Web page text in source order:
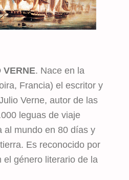
VERNE. Nace en la
Francia) el escritor y
Verne, autor de las
leguas de viaje
al mundo en 80 días y
Es reconocido por
el género literario de la